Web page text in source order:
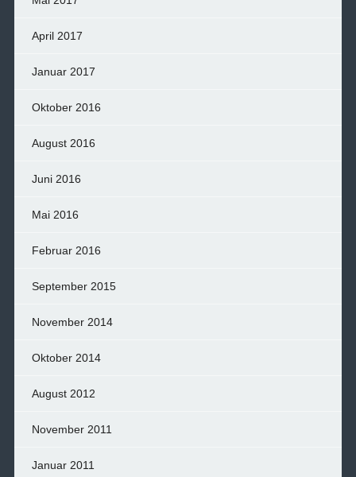
April 2017
Januar 2017
Oktober 2016
August 2016
Juni 2016
Mai 2016
Februar 2016
September 2015
November 2014
Oktober 2014
August 2012
November 2011
Januar 2011